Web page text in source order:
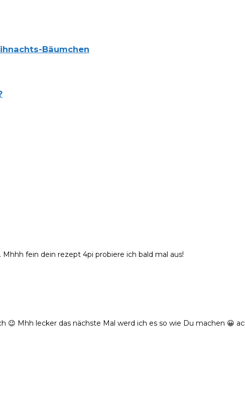
Bäumchen
fein dein rezept 4pi probiere ich bald mal aus!
Mhh lecker das nächste Mal werd ich es so wie Du machen 😀